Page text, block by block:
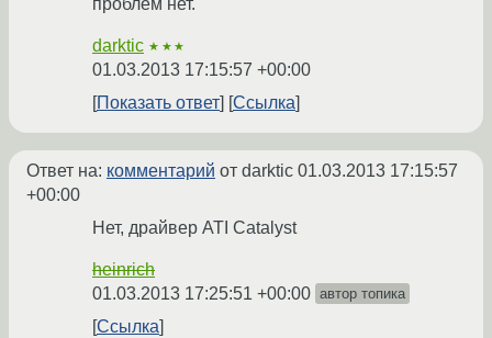
проблем нет.
darktic ★★★
01.03.2013 17:15:57 +00:00
Показать ответ
Ссылка
Ответ на: комментарий от darktic 01.03.2013 17:15:57
+00:00
Нет, драйвер ATI Catalyst
heinrich
01.03.2013 17:25:51 +00:00 автор топика
Ссылка